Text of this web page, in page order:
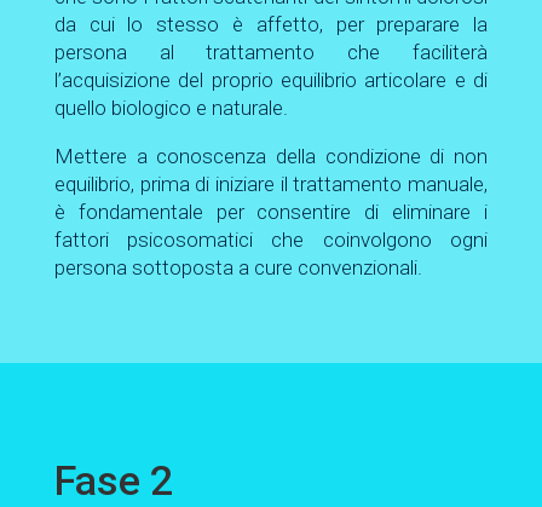
da cui lo stesso è affetto, per preparare la
persona al trattamento che faciliterà
l’acquisizione del proprio equilibrio articolare e di
quello biologico e naturale.
Mettere a conoscenza della condizione di non
equilibrio, prima di iniziare il trattamento manuale,
è fondamentale per consentire di eliminare i
fattori psicosomatici che coinvolgono ogni
persona sottoposta a cure convenzionali.
Fase 2